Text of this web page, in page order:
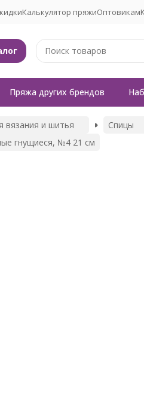
Калькулятор пряжиОптовикам
Пряжа других брендов
вязания и шитья Спицы
гнущиеся, №4 21 см